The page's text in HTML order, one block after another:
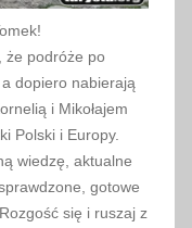
że podróże po
dopiero nabierają
i Mikołajem
Polski i Europy.
wiedzę, aktualne
gotowe
się i ruszaj z